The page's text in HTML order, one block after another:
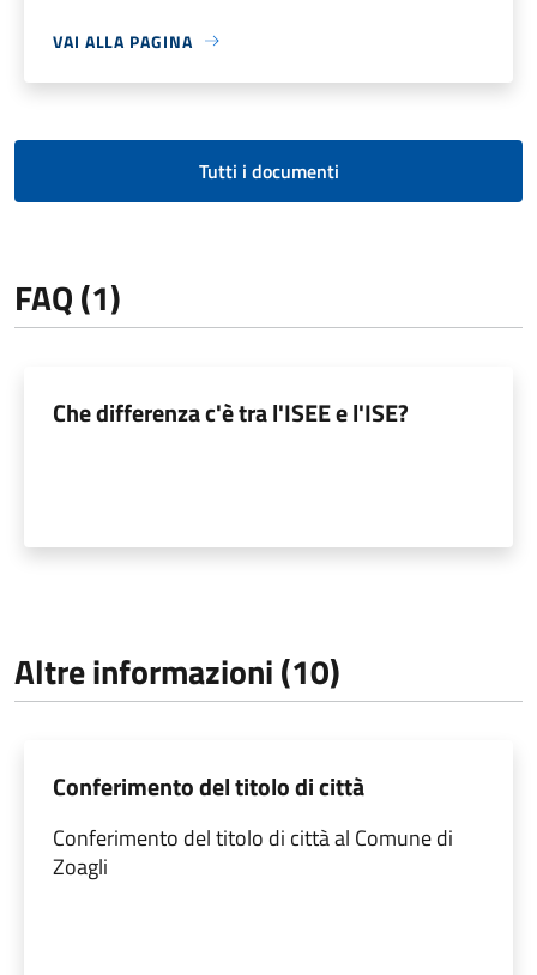
VAI ALLA PAGINA
Tutti i documenti
FAQ (1)
Che differenza c'è tra l'ISEE e l'ISE?
Altre informazioni (10)
Conferimento del titolo di città
Conferimento del titolo di città al Comune di
Zoagli